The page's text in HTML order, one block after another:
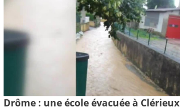
Drôme : une école évacuée à Clérieux